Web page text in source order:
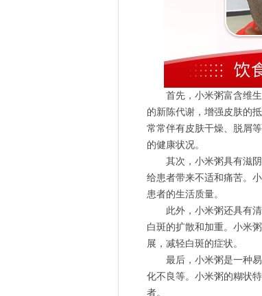
首先，小米粥富含维生
的新陈代谢，增强皮肤的
常常伴有皮肤干燥、脱屑
的健康状况。
其次，小米粥具有滋阴
给患者带来不适和痛苦。
患者的生活质量。
此外，小米粥还具有清
白斑的扩散和加重。小米
展，减轻白斑的症状。
最后，小米粥是一种易
化不良等。小米粥的糊状
者。